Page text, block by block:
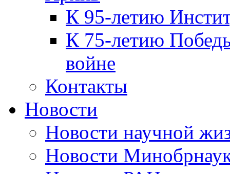
К 95-летию
К 75-летию
войне
Контакты
Новости
Новости научной
Новости